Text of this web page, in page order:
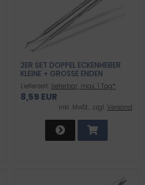
2ER SET DOPPEL ECKENHEBER
KLEINE + GROSSE ENDEN
Lieferzeit: lieferbar, max. 1 Tag*
8,59 EUR
inkl .MwSt., zzgl. Versand